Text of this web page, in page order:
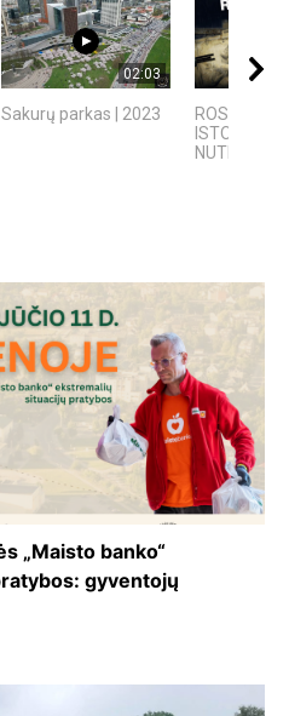
02:03
Sakurų parkas | 2023
ROSVELO
ISTORIJA:
NUTIKO...
„Maisto banko“
gyventojų